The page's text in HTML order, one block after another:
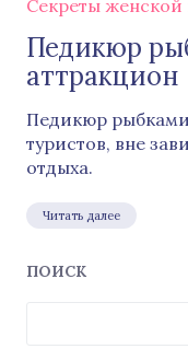
Секреты женской
Педикюр
аттракцион
Педикюр
туристов, вне
отдыха.
Читать далее
ПОИСК